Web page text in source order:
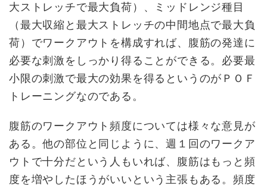
大ストレッチで最大負荷）、ミッドレンジ種目
（最大収縮と最大ストレッチの中間地点で最大負
荷）でワークアウトを構成すれば、腹筋の発達に
必要な刺激をしっかり得ることができる。必要最
小限の刺激で最大の効果を得るというのがＰＯＦ
トレーニングなのである。
腹筋のワークアウト頻度については様々な意見が
ある。他の部位と同じように、週１回のワークア
ウトで十分だという人もいれば、腹筋はもっと頻
度を増やしたほうがいいという主張もある。頻度